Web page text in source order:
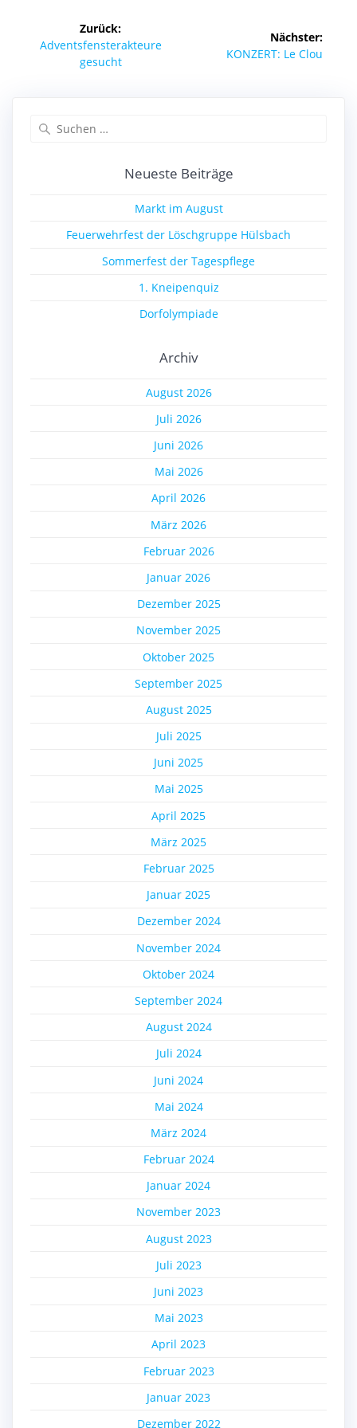
Beitragsnavigation
Zurück:
Vorheriger
Beitrag:
Adventsfensterakteure
gesucht
Nächster:
Nächster
KONZERT: Le Clou
Neueste Beiträge
Markt im August
Feuerwehrfest der Löschgruppe Hülsbach
Sommerfest der Tagespflege
1. Kneipenquiz
Dorfolympiade
Archiv
August 2026
Juli 2026
Juni 2026
Mai 2026
April 2026
März 2026
Februar 2026
Januar 2026
Dezember 2025
November 2025
Oktober 2025
September 2025
August 2025
Juli 2025
Juni 2025
Mai 2025
April 2025
März 2025
Februar 2025
Januar 2025
Dezember 2024
November 2024
Oktober 2024
September 2024
August 2024
Juli 2024
Juni 2024
Mai 2024
März 2024
Februar 2024
Januar 2024
November 2023
August 2023
Juli 2023
Juni 2023
Mai 2023
April 2023
Februar 2023
Januar 2023
Dezember 2022